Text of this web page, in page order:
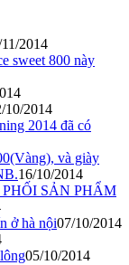
2014
sweet 800 này
10/2014
2014 đã có
và giày
16/10/2014
SẢN PHẨM
ở hà nội07/10/2014
05/10/2014